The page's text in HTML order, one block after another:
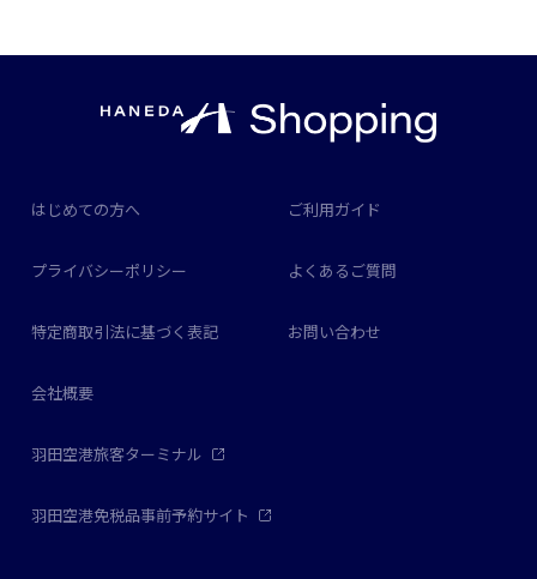
はじめての方へ ご利用ガイド
プライバシーポリシー よくあるご質問
特定商取引法に基づく表記 お問い合わせ
会社概要
羽田空港旅客ターミナル
羽田空港免税品事前予約サイト